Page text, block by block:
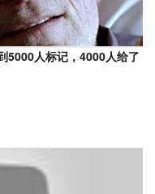
5000人标记，4000人给了